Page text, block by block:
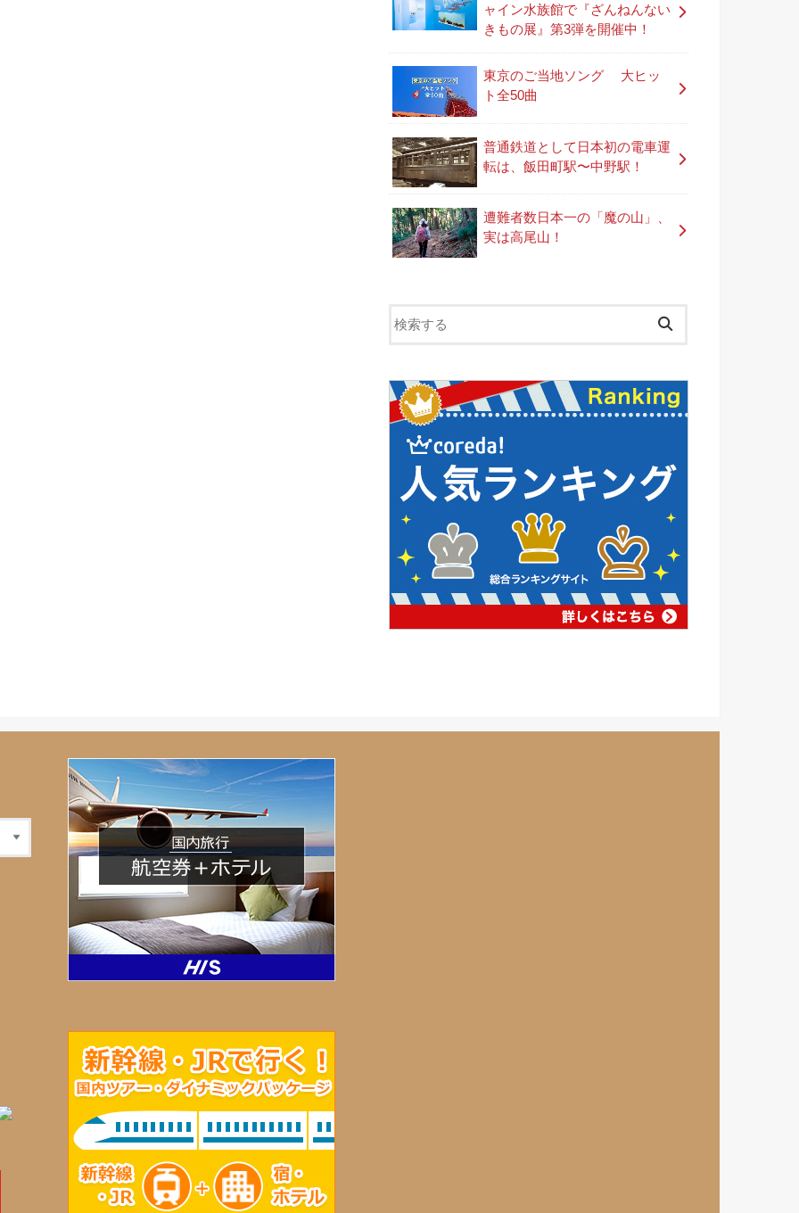
ャイン水族館で『ざんねんない
きもの展』第3弾を開催中！
東京のご当地ソング 大ヒッ
ト全50曲
普通鉄道として日本初の電車運
転は、飯田町駅〜中野駅！
遭難者数日本一の「魔の山」、
実は高尾山！